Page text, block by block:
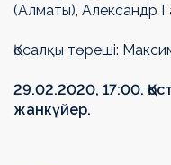
(Алматы), Александр
Қосалқы төреші:
29.02.2020, 17:00.
жанкүйер.